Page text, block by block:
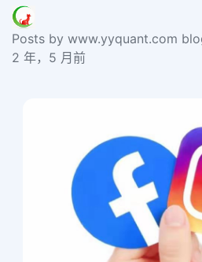
Posts by www.yyquant.com
2 年，5 月前